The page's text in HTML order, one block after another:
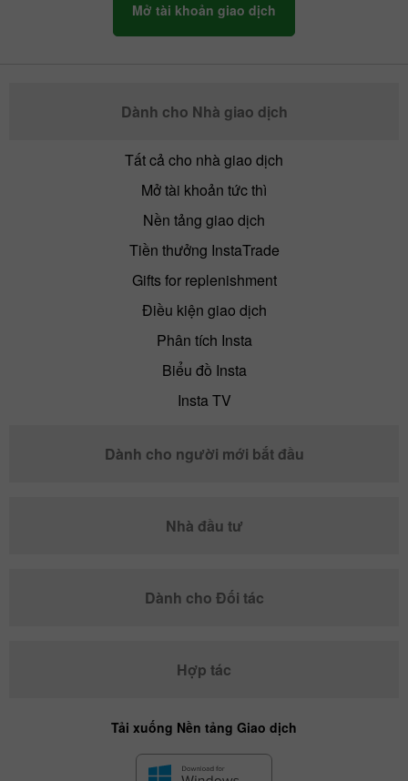
Mở tài khoản giao dịch
Dành cho Nhà giao dịch
Tất cả cho nhà giao dịch
Mở tài khoản tức thì
Nền tảng giao dịch
Tiền thưởng InstaTrade
Gifts for replenishment
Điều kiện giao dịch
Phân tích Insta
Biểu đồ Insta
Insta TV
Dành cho người mới bắt đầu
Nhà đầu tư
Dành cho Đối tác
Hợp tác
Tải xuống Nền tảng Giao dịch